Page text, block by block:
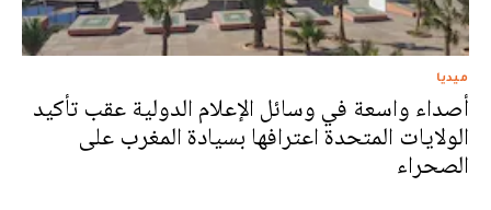
ميديا
أصداء واسعة في وسائل الإعلام الدولية عقب تأكيد
الولايات المتحدة اعترافها بسيادة المغرب على
الصحراء